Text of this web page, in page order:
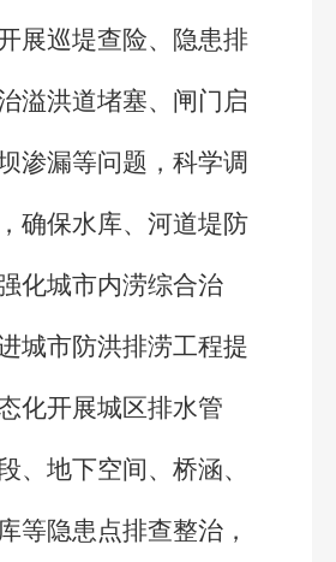
展巡堤查险、隐患排
溢洪道堵塞、闸门启
渗漏等问题，科学调
确保水库、河道堤防
化城市内涝综合治
城市防洪排涝工程提
化开展城区排水管
、地下空间、桥涵、
等隐患点排查整治，